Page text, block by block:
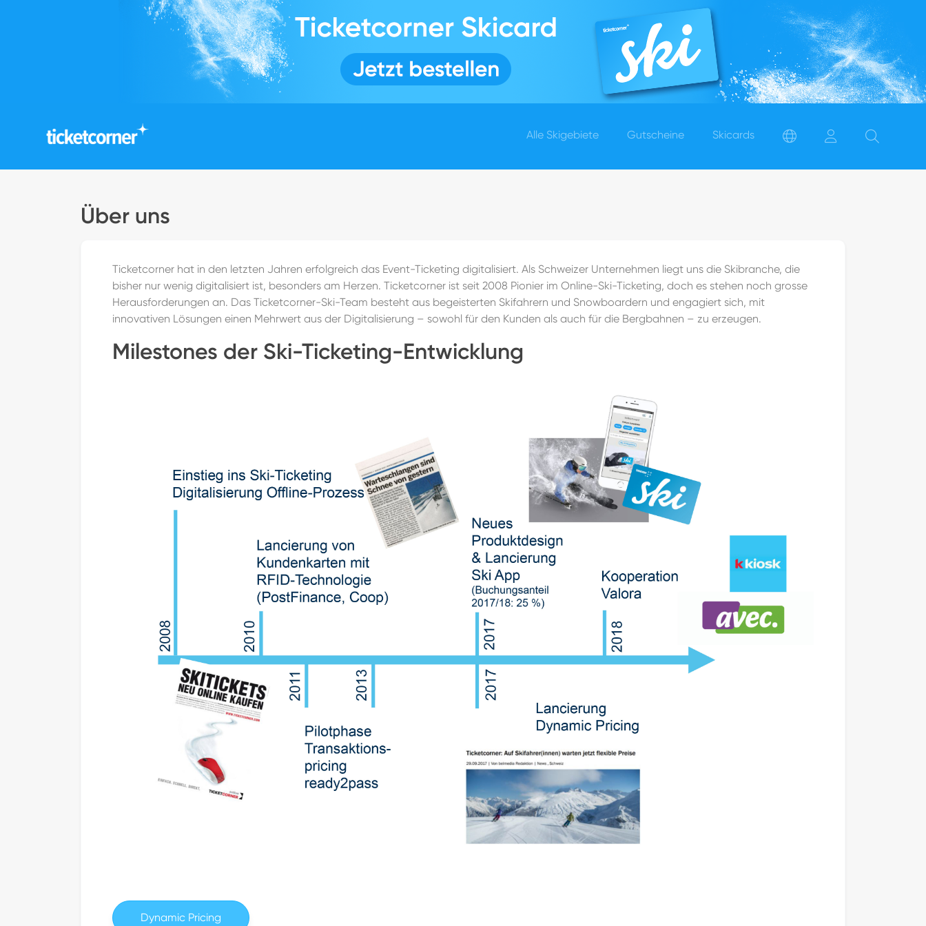
Alle Skigebiete Gutscheine Skicards
Über uns
Ticketcorner hat in den letzten Jahren erfolgreich das Event-Ticketing digitalisiert. Als Schweizer Unternehmen liegt uns die Skibranche, die
bisher nur wenig digitalisiert ist, besonders am Herzen. Ticketcorner ist seit 2008 Pionier im Online-Ski-Ticketing, doch es stehen noch grosse
Herausforderungen an. Das Ticketcorner-Ski-Team besteht aus begeisterten Skifahrern und Snowboardern und engagiert sich, mit
innovativen Lösungen einen Mehrwert aus der Digitalisierung – sowohl für den Kunden als auch für die Bergbahnen – zu erzeugen.
Milestones der Ski-Ticketing-Entwicklung
Dynamic Pricing